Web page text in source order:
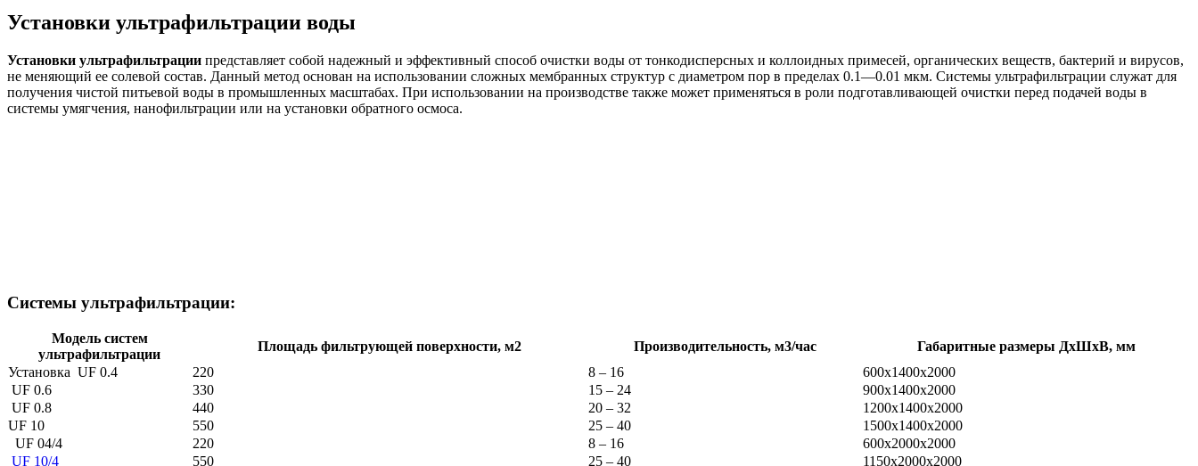
Установки ультрафильтрации воды
Установки ультрафильтрации представляет собой надежный и эффективный способ очистки воды от тонкодисперсных и коллоидных примесей, органических веществ, бактерий и вирусов,
не меняющий ее солевой состав. Данный метод основан на использовании сложных мембранных структур с диаметром пор в пределах 0.1—0.01 мкм. Системы ультрафильтрации служат для
получения чистой питьевой воды в промышленных масштабах. При использовании на производстве также может применяться в роли подготавливающей очистки перед подачей воды в
системы умягчения, нанофильтрации или на установки обратного осмоса.
Системы ультрафильтрации:
Модель систем
ультрафильтрации
Площадь фильтрующей поверхности, м2 Производительность, м3/час
Габаритные размеры ДхШхВ, мм
Установка UF 0.4
220 8 – 16
600х1400х2000
UF 0.6
330 15 – 24
900х1400х2000
UF 0.8
440 20 – 32
1200х1400х2000
UF 10
550 25 – 40
1500х1400х2000
UF 04/4
220 8 – 16
600х2000х2000
UF 10/4
550 25 – 40 1150х2000х2000